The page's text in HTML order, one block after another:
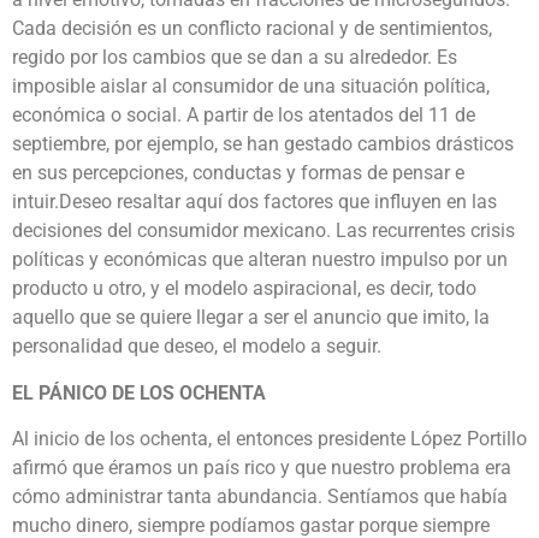
Cada decisión es un conflicto racional y de sentimientos,
regido por los cambios que se dan a su alrededor. Es
imposible aislar al consumidor de una situación política,
económica o social. A partir de los atentados del 11 de
septiembre, por ejemplo, se han gestado cambios drásticos
en sus percepciones, conductas y formas de pensar e
intuir.Deseo resaltar aquí dos factores que influyen en las
decisiones del consumidor mexicano. Las recurrentes crisis
políticas y económicas que alteran nuestro impulso por un
producto u otro, y el modelo aspiracional, es decir, todo
aquello que se quiere llegar a ser el anuncio que imito, la
personalidad que deseo, el modelo a seguir.
EL PÁNICO DE LOS OCHENTA
Al inicio de los ochenta, el entonces presidente López Portillo
afirmó que éramos un país rico y que nuestro problema era
cómo administrar tanta abundancia. Sentíamos que había
mucho dinero, siempre podíamos gastar porque siempre